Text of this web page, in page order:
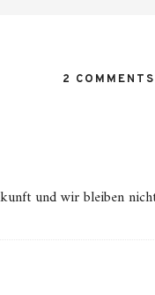
2 COMMENTS
und wir bleiben